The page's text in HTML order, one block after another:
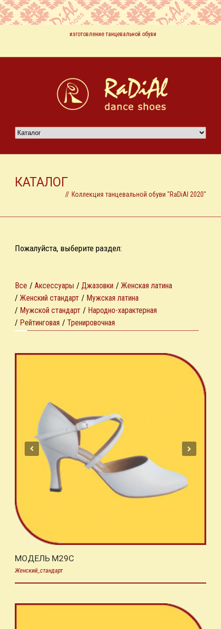
изготовление танцевальной обуви
КАТАЛОГ
// Коллекция танцевальной обуви "RaDiAl 2020"
Пожалуйста, выберите раздел:
Все / Аксессуары / Джазовки / Женская латина
/ Женский стандарт / Мужская латина
/ Мужской стандарт / Народно-характерная
/ Рейтинговая / Тренировочная
МОДЕЛЬ M29C
Женский_стандарт